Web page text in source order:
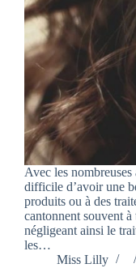
Avec les
difficile d’avoir une
produits ou à des
cantonnent souvent à
négligeant ainsi le
les…
Miss Lilly